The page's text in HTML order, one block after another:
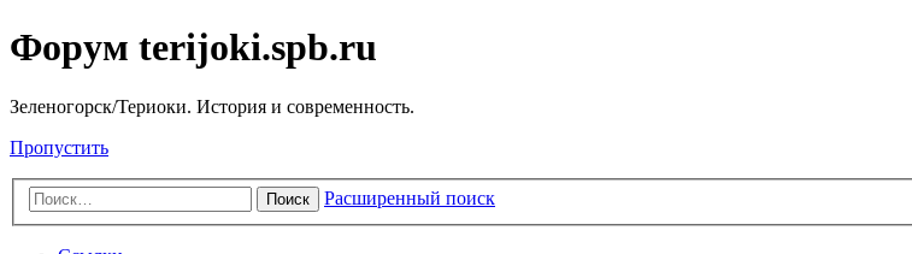
Форум terijoki.spb.ru
Зеленогорск/Териоки. История и современность.
Пропустить
Поиск Расширенный поиск